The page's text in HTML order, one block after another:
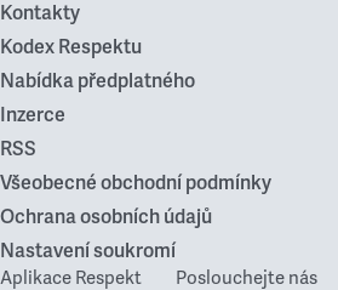
Kontakty
Kodex Respektu
Nabídka předplatného
Inzerce
RSS
Všeobecné obchodní podmínky
Ochrana osobních údajů
Nastavení soukromí
Aplikace Respekt Poslouchejte nás